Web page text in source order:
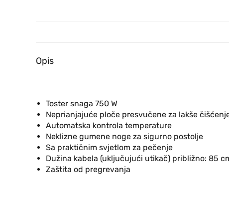
Opis
Toster snaga 750 W
Neprianjajuće ploče presvučene za lakše
Automatska kontrola temperature
Neklizne gumene noge za sigurno postolje
Sa praktičnim svjetlom za pečenje
Dužina kabela (uključujući utikač) približno: 85
Zaštita od pregrevanja